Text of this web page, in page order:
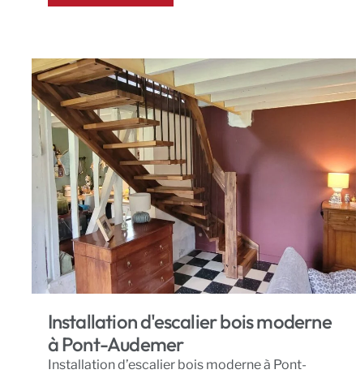
Installation d'escalier bois moderne
à Pont-Audemer
Installation d’escalier bois moderne à Pont-